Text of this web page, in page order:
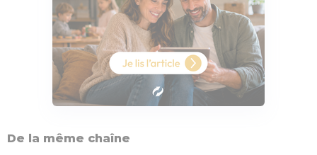
De la même chaîne